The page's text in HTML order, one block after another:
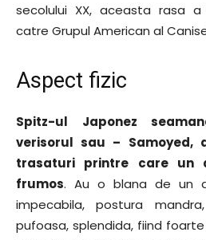
secolului XX, aceasta rasa
catre Grupul American al
Aspect fizic
Spitz-ul Japonez
verisorul sau – Samoyed,
trasaturi printre care un
frumos. Au o blana de un
impecabila, postura
pufoasa, splendida, fiind